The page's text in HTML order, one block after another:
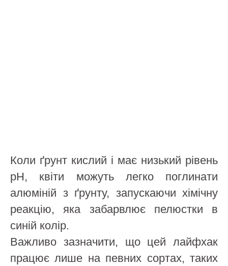
Коли ґрунт кислий і має низький рівень
pH, квіти можуть легко поглинати
алюміній з ґрунту, запускаючи хімічну
реакцію, яка забарвлює пелюстки в
синій колір.
Важливо зазначити, що цей лайфхак
працює лише на певних сортах, таких